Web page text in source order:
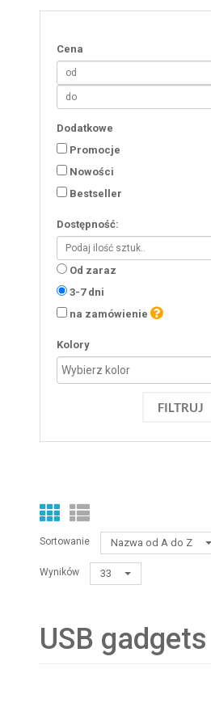
Cena
Dodatkowe
Promocje
Nowości
Bestseller
Dostępność:
Od zaraz
3-7 dni
na zamówienie
Kolory
FILTRUJ
Sortowanie Nazwa od A do Z
Wyników 33
USB gadgets